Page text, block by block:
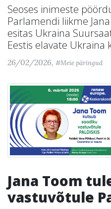
Seoses inimeste
Parlamendi liikme
esitas Ukraina
Eestis elavate Ukraina
26/02/2026, #Meie päringud
Jana Toom
vastuvõtule